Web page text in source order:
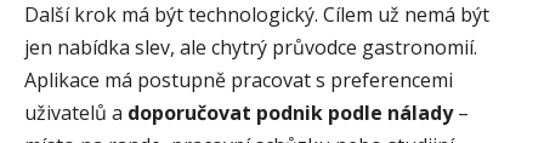
Další krok má být technologický. Cílem už nemá být
jen nabídka slev, ale chytrý průvodce gastronomií.
Aplikace má postupně pracovat s preferencemi
uživatelů a doporučovat podnik podle nálady–